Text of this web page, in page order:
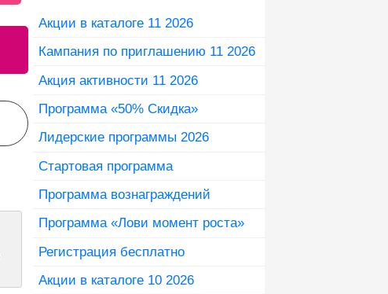
Акции в каталоге 11 2026
Кампания по приглашению 11 2026
Акция активности 11 2026
Программа «50% Скидка»
Лидерские программы 2026
Стартовая программа
Программа вознаграждений
Программа «Лови момент роста»
Регистрация бесплатно
Акции в каталоге 10 2026